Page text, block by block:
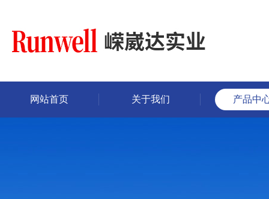
网站首页 关于我们 产品中